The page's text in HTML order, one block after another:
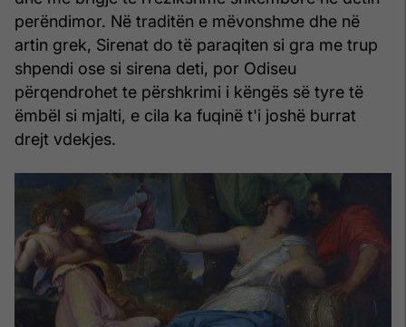
perëndimor. Në traditën e mëvonshme dhe në
artin grek, Sirenat do të paraqiten si gra me trup
shpendi ose si sirena deti, por Odiseu
përqendrohet te përshkrimi i këngës së tyre të
ëmbël si mjalti, e cila ka fuqinë t'i joshë burrat
drejt vdekjes.